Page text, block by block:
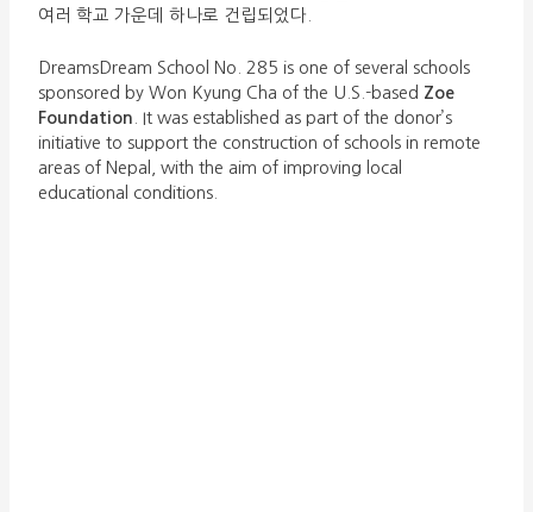
여러 학교 가운데 하나로 건립되었다.
DreamsDream School No. 285 is one of several schools
sponsored by Won Kyung Cha of the U.S.-based Zoe
Foundation
. It was established as part of the donor’s
initiative to support the construction of schools in remote
areas of Nepal, with the aim of improving local
educational conditions.